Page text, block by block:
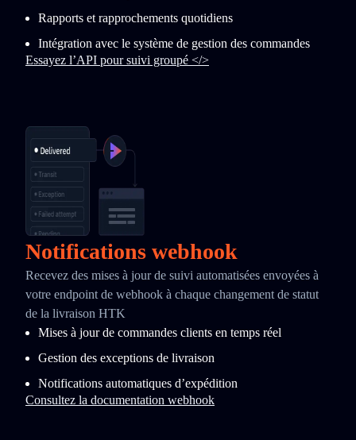
Rapports et rapprochements quotidiens
Intégration avec le système de gestion des commandes
Essayez l’API pour suivi groupé </>
Notifications webhook
Recevez des mises à jour de suivi automatisées envoyées à
votre endpoint de webhook à chaque changement de statut
de la livraison HTK
Mises à jour de commandes clients en temps réel
Gestion des exceptions de livraison
Notifications automatiques d’expédition
Consultez la documentation webhook